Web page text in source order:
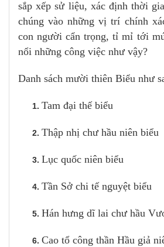
sắp xếp sử liệu, xác định thời
chúng vào những vị trí chính
con người cẩn trọng, tỉ mỉ tới
nổi những công việc như vậy?
Danh sách mười thiên Biểu như
Tam đại thế biểu
Thập nhị chư hầu niên biểu
Lục quốc niên biểu
Tần Sở chi tế nguyệt biểu
Hán hưng dĩ lai chư hầu
Cao tổ công thần Hầu giả